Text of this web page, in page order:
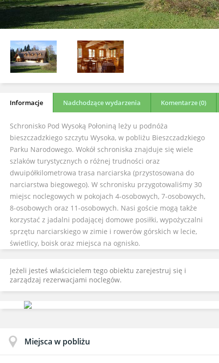
Informacje Nadchodzące wydarzenia Komentarze (0)
Schronisko Pod Wysoką Połoniną leży u podnóża
bieszczadzkiego szczytu Wysoka, w pobliżu Bieszczadzkiego
Parku Narodowego. Wokół schroniska znajduje się wiele
szlaków turystycznych o różnej trudności oraz
dwuipółkilometrowa trasa narciarska (przystosowana do
narciarstwa biegowego). W schronisku przygotowaliśmy 30
miejsc noclegowych w pokojach 4-osobowych, 7-osobowych,
8-osobowych oraz 11-osobowych. Nasi goście mogą także
korzystać z jadalni podającej domowe posiłki, wypożyczalni
sprzętu narciarskiego w zimie i rowerów górskich w lecie,
świetlicy, boisk oraz miejsca na ognisko.
Jeżeli jesteś właścicielem tego obiektu zarejestruj się i
zarządzaj rezerwacjami noclegów.
Miejsca w pobliżu